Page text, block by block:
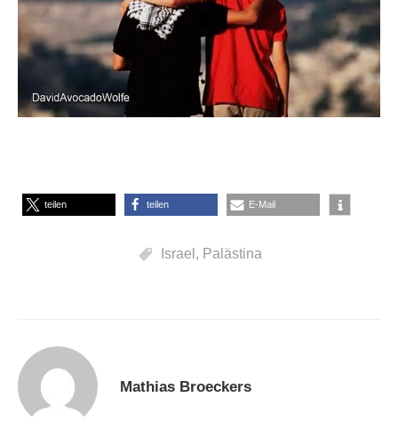
teilen teilen E-Mail
Israel , Palästina
Mathias Broeckers